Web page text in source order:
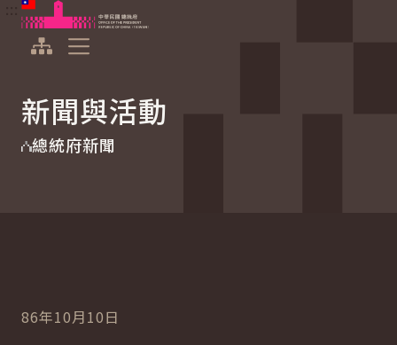
跳到主要內容
中華民國總統府
新聞與活動
總統府新聞
86年10月10日